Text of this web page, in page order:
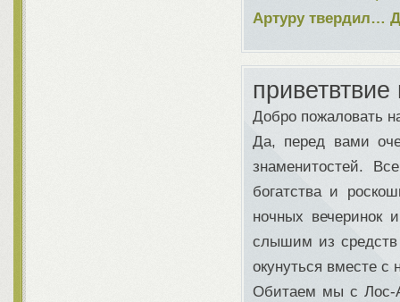
Артуру твердил…
Добро пожаловать
Да, перед вами
знаменитостей.
богатства и
ночных вечеринок
слышим из
окунуться вместе
Обитаем мы с Лос-